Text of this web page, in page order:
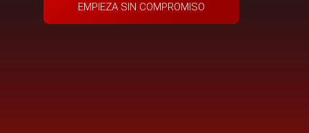
EMPIEZA SIN COMPROMISO